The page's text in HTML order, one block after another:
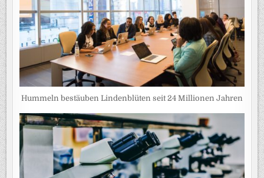
Hummeln bestäuben Lindenblüten seit 24 Millionen Jahren